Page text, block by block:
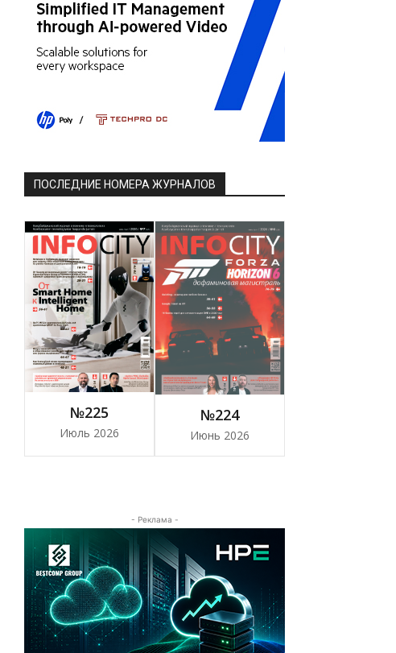
ПОСЛЕДНИЕ НОМЕРА ЖУРНАЛОВ
№225
Июль 2026
№224
Июнь 2026
- Реклама -